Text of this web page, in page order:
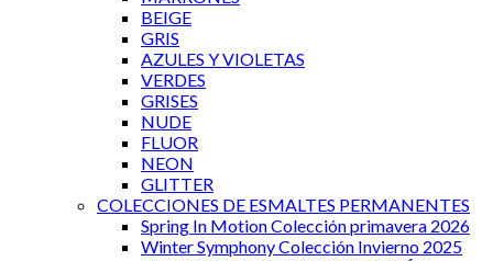
BEIGE
GRIS
AZULES Y VIOLETAS
VERDES
GRISES
NUDE
FLUOR
NEON
GLITTER
COLECCIONES DE ESMALTES PERMANENTES
Spring In Motion Colección primavera 2026
Winter Symphony Colección Invierno 2025